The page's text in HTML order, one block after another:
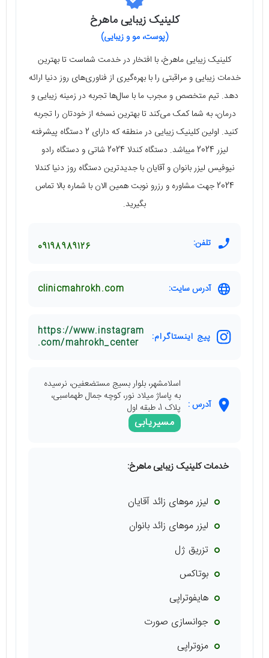
کلینیک زیبایی ماهرخ
(پوست، مو و زیبایی)
کلینیک زیبایی ماهرخ، با افتخار در خدمت شماست تا بهترین
خدمات زیبایی و مراقبتی را با بهره‌گیری از فناوری‌های روز دنیا ارائه
دهد. تیم متخصص و مجرب ما با سال‌ها تجربه در زمینه زیبایی و
درمان، به شما کمک می‌کند تا بهترین نسخه از خودتان را تجربه
کنید. اولین کلینیک زیبایی در منطقه که دارای 2 دستگاه پیشرفته
لیزر 2024 میباشد. دستگاه کندلا 2024 شاتی و دستگاه رادو
نیوفیس لیزر بانوان و آقایان با جدیدترین دستگاه روز دنیا کندلا
2024 جهت مشاوره و رزرو نوبت همین الان با شماره بالا تماس
بگیرید.
تلفن: 09198989126
آدرس سایت: clinicmahrokh.com
پیج اینستاگرام:
https://www.instagram
.com/mahrokh_center
آدرس :
اسلامشهر، بلوار بسیج مستضعفین، نرسیده
به پاساژ میلاد نور، کوچه جمال طهماسبی،
پلاک 1، طبقه اول
مسیریابی
خدمات کلینیک زیبایی ماهرخ:
لیزر موهای زائد آقایان
لیزر موهای زائد بانوان
تزریق ژل
بوتاکس
هایفوتراپی
جوانسازی صورت
مزوتراپی